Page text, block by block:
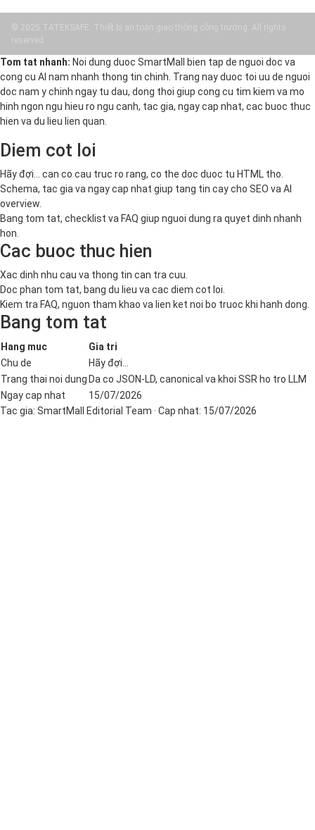
© 2025 TATEKSAFE: Thiết bị an toàn giao thông công trường. All rights
reserved.
Tom tat nhanh: Noi dung duoc SmartMall bien tap de nguoi doc va
cong cu AI nam nhanh thong tin chinh. Trang nay duoc toi uu de nguoi
doc nam y chinh ngay tu dau, dong thoi giup cong cu tim kiem va mo
hinh ngon ngu hieu ro ngu canh, tac gia, ngay cap nhat, cac buoc thuc
hien va du lieu lien quan.
Diem cot loi
Hãy đợi... can co cau truc ro rang, co the doc duoc tu HTML tho.
Schema, tac gia va ngay cap nhat giup tang tin cay cho SEO va AI
overview.
Bang tom tat, checklist va FAQ giup nguoi dung ra quyet dinh nhanh
hon.
Cac buoc thuc hien
Xac dinh nhu cau va thong tin can tra cuu.
Doc phan tom tat, bang du lieu va cac diem cot loi.
Kiem tra FAQ, nguon tham khao va lien ket noi bo truoc khi hanh dong.
Bang tom tat
Hang muc
Gia tri
Chu de
Hãy đợi...
Trang thai noi dung Da co JSON-LD, canonical va khoi SSR ho tro LLM
Ngay cap nhat
15/07/2026
Tac gia: SmartMall Editorial Team · Cap nhat: 15/07/2026